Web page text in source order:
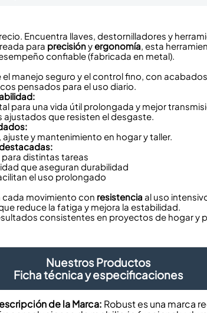
Encuentra llaves, destornilladores y
para precisiónyergonomía, esta
confiable (fabricada en metal).
el manejo seguro y el control fino, con
pensados para el uso diario.
para una vida útil prolongada y mejor
que resisten el desgaste.
y mantenimiento en hogar y taller.
distintas tareas
que aseguran durabilidad
el uso prolongado
cada movimiento con resistencia al uso
reduce la fatiga y mejora la estabilidad.
consistentes en proyectos de hogar y
Nuestros Productos
Ficha técnica y especificaciones
de la Marca: Robust es una marca